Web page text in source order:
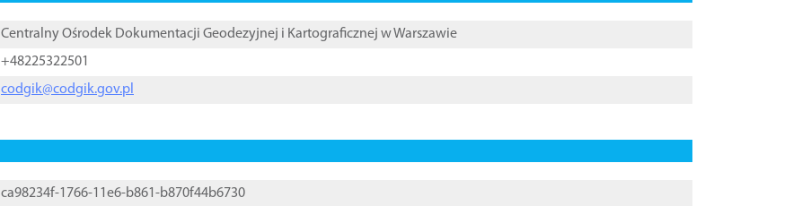
Centralny Ośrodek Dokumentacji Geodezyjnej i Kartograficznej w Warszawie
+48225322501
codgik@codgik.gov.pl
ca98234f-1766-11e6-b861-b870f44b6730